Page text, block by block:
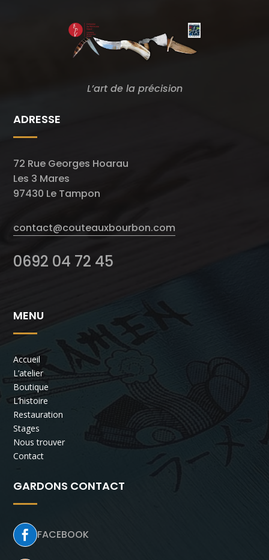
L’art de la précision
ADRESSE
72 Rue Georges Hoarau
Les 3 Mares
97430 Le Tampon
contact@couteauxbourbon.com
0692 04 72 45
MENU
Accueil
L’atelier
Boutique
L’histoire
Restauration
Stages
Nous trouver
Contact
GARDONS CONTACT
 FACEBOOK